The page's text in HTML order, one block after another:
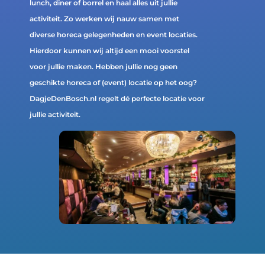
lunch, diner of borrel en haal alles uit jullie
activiteit. Zo werken wij nauw samen met
diverse horeca gelegenheden en event locaties.
Hierdoor kunnen wij altijd een mooi voorstel
voor jullie maken. Hebben jullie nog geen
geschikte horeca of (event) locatie op het oog?
DagjeDenBosch.nl regelt dé perfecte locatie voor
jullie activiteit.